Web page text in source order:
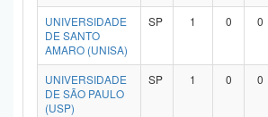
UNIVERSIDADE
DE SANTO
AMARO (UNISA)
SP 1 0 0
UNIVERSIDADE
DE SÃO PAULO
(USP)
SP 1 0 0